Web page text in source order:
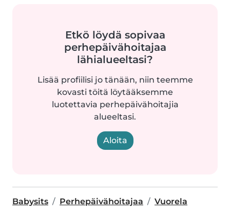
Etkö löydä sopivaa
perhepäivähoitajaa
lähialueeltasi?
Lisää profiilisi jo tänään, niin teemme
kovasti töitä löytääksemme
luotettavia perhepäivähoitajia
alueeltasi.
Aloita
Babysits Perhepäivähoitajaa Vuorela